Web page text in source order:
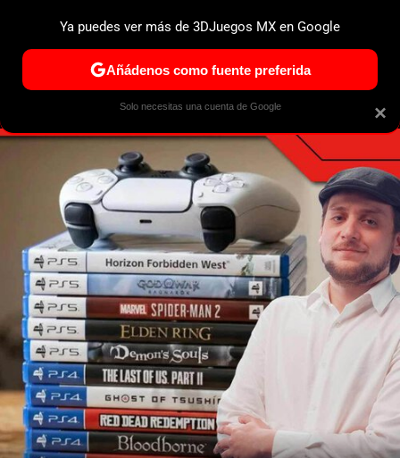
ESPECIALES PS5 NINTENDO SWITCH 2 XBOX
×
Ya puedes ver más de 3DJuegos MX en Google
Añádenos como fuente preferida
Solo necesitas una cuenta de Google